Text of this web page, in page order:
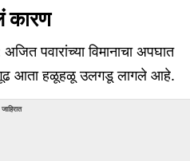
कारण
पवारांच्या विमानाचा अपघात
गूढ आता हळूहळू उलगडू लागले आहे.
जाहिरात